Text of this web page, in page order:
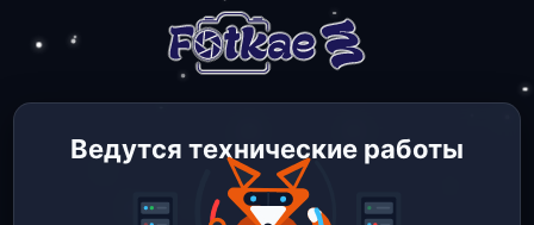
Ведутся технические работы